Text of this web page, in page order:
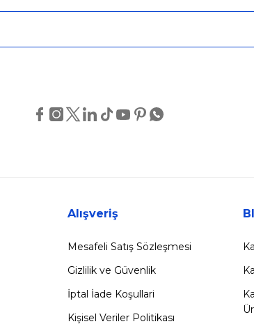
Alışveriş
Mesafeli Satış Sözleşmesi
Gizlilik ve Güvenlik
İptal İade Koşullari
Kişisel Veriler Politikası